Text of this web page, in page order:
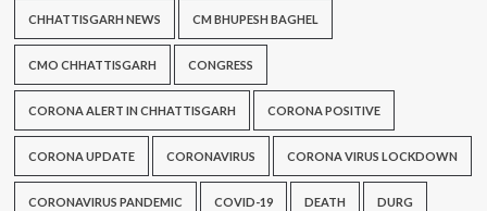
CHHATTISGARH NEWS CM BHUPESH BAGHEL
CMO CHHATTISGARH CONGRESS
CORONA ALERT IN CHHATTISGARH CORONA POSITIVE
CORONA UPDATE CORONAVIRUS CORONA VIRUS LOCKDOWN
CORONAVIRUS PANDEMIC COVID-19 DEATH DURG